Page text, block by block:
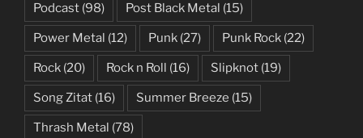
Podcast (98) Post Black Metal (15)
Power Metal (12) Punk (27) Punk Rock (22)
Rock (20) Rock n Roll (16) Slipknot (19)
Song Zitat (16) Summer Breeze (15)
Thrash Metal (78)